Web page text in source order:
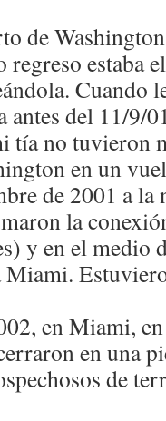
de
regreso estaba
Cuando
antes del 11/9/
tí­a no tuvieron
en un
de 2001 a la
la
y en el medio
en Miami,
en una
de